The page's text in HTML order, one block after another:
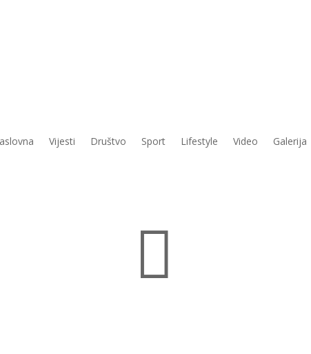
Vijesti Društvo Sport Lifestyle Video Galerija
